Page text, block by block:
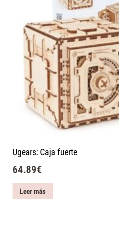
Ugears: Caja fuerte
64.89€
Leer más